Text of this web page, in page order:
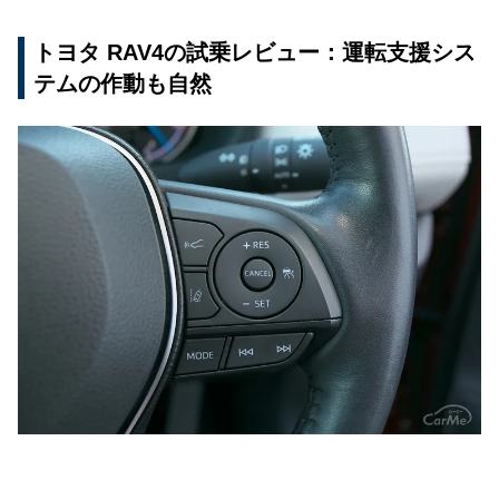
トヨタ RAV4の試乗レビュー：運転支援シス
テムの作動も自然